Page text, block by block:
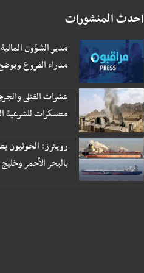
احدث المنشورات
مدير الشؤون
مدراء الفروع
عشرات القتلى
معسكرات للشرعية
رويترز: الحوثيون
بالبحر الأحمر